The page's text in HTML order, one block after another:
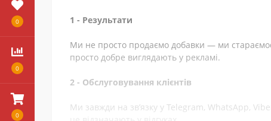
0
0
0
1 - Результати
Ми не просто продаємо добавки — ми
просто добре виглядають у рекламі.
2 - Обслуговування клієнтів
Ми завжди на зв’язку у Telegram, WhatsApp,